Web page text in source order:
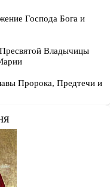
Господа Бога и
Владычицы
Пророка, Предтечи и